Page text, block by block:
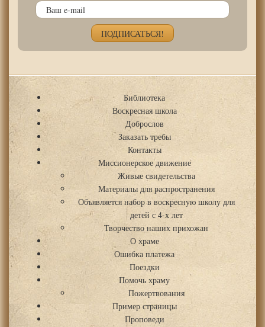
Библиотека
Воскресная школа
Доброслов
Заказать требы
Контакты
Миссионерское движение
Живые свидетельства
Материалы для распространения
Объявляется набор в воскресную школу для
детей с 4-х лет
Творчество наших прихожан
О храме
Ошибка платежа
Поездки
Помочь храму
Пожертвования
Пример страницы
Проповеди